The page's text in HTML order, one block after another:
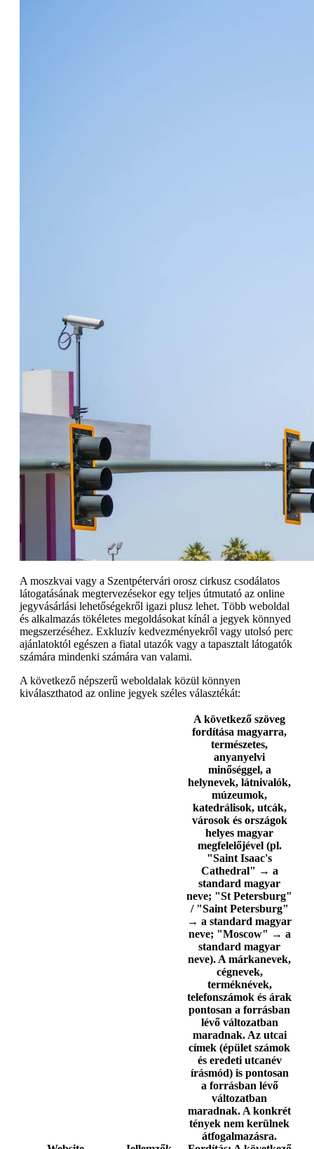
A moszkvai vagy a Szentpétervári orosz cirkusz csodálatos
látogatásának megtervezésekor egy teljes útmutató az online
jegyvásárlási lehetőségekről igazi plusz lehet. Több weboldal
és alkalmazás tökéletes megoldásokat kínál a jegyek könnyed
megszerzéséhez. Exkluzív kedvezményekről vagy utolsó perc
ajánlatoktól egészen a fiatal utazók vagy a tapasztalt látogatók
számára mindenki számára van valami.
A következő népszerű weboldalak közül könnyen
kiválaszthatod az online jegyek széles választékát:
A következő szöveg
fordítása magyarra,
természetes,
anyanyelvi
minőséggel, a
helynevek, látnivalók,
múzeumok,
katedrálisok, utcák,
városok és országok
helyes magyar
megfelelőjével (pl.
"Saint Isaac's
Cathedral" → a
standard magyar
neve; "St Petersburg"
/ "Saint Petersburg"
→ a standard magyar
neve; "Moscow" → a
standard magyar
neve). A márkanevek,
cégnevek,
terméknévek,
telefonszámok és árak
pontosan a forrásban
lévő változatban
maradnak. Az utcai
címek (épület számok
és eredeti utcanév
írásmód) is pontosan
a forrásban lévő
változatban
maradnak. A konkrét
tények nem kerülnek
átfogalmazásra.